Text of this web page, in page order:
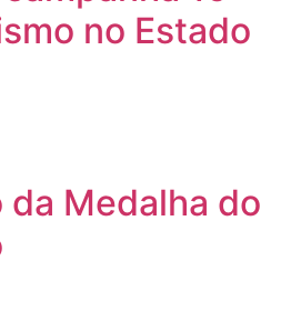
no Estado
Medalha do